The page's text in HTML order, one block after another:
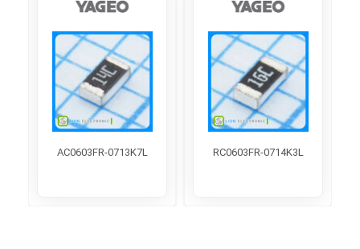
RC0603FR-0714K3L
AC0603FR-0713K7L